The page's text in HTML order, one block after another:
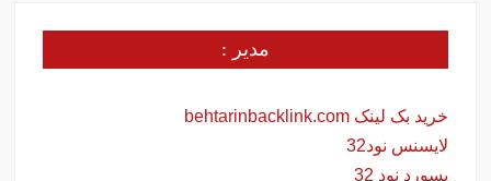
مدیر :
خرید بک لینک behtarinbacklink.com
لایسنس نود32
پسورد نود 32